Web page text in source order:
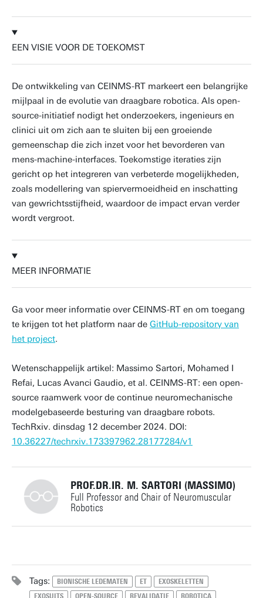
EEN VISIE VOOR DE TOEKOMST
De ontwikkeling van CEINMS-RT markeert een belangrijke
mijlpaal in de evolutie van draagbare robotica. Als open-
source-initiatief nodigt het onderzoekers, ingenieurs en
clinici uit om zich aan te sluiten bij een groeiende
gemeenschap die zich inzet voor het bevorderen van
mens-machine-interfaces. Toekomstige iteraties zijn
gericht op het integreren van verbeterde mogelijkheden,
zoals modellering van spiervermoeidheid en inschatting
van gewrichtsstijfheid, waardoor de impact ervan verder
wordt vergroot.
MEER INFORMATIE
Ga voor meer informatie over CEINMS-RT en om toegang
te krijgen tot het platform naar de GitHub-repository van
het project.
Wetenschappelijk artikel: Massimo Sartori, Mohamed I
Refai, Lucas Avanci Gaudio, et al. CEINMS-RT: een open-
source raamwerk voor de continue neuromechanische
modelgebaseerde besturing van draagbare robots.
TechRxiv. dinsdag 12 december 2024. DOI:
10.36227/techrxiv.173397962.28177284/v1
PROF.DR.IR. M. SARTORI (MASSIMO)
Full Professor and Chair of Neuromuscular
Robotics
Tags: BIONISCHE LEDEMATEN ET
EXOSKELETTEN
EXOSUITS
OPEN-SOURCE REVALIDATIE ROBOTICA